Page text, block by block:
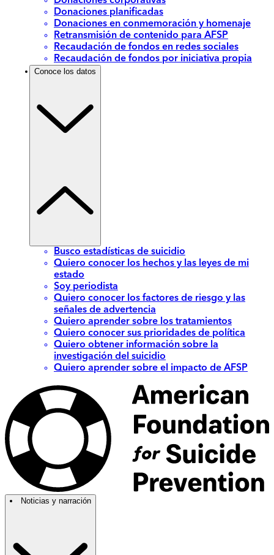
Donaciones planificadas
Donaciones en conmemoración y homenaje
Retransmisión de contenido para AFSP
Recaudación de fondos en redes sociales
Recaudación de fondos por iniciativa propia
Conoce los datos
Busco estadísticas de suicidio
Quiero conocer los hechos y las leyes de mi
estado
Soy periodista
Quiero conocer los factores de riesgo y las
señales de advertencia
Quiero aprender sobre los tratamientos
Quiero conocer sus prioridades de política
Quiero obtener información sobre la
investigación del suicidio
Quiero aprender sobre el impacto de AFSP
Noticias y narración